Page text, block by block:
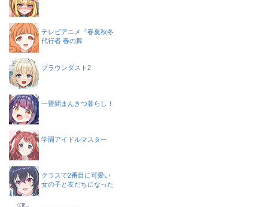
テレビアニメ『春夏秋冬
代行者 春の舞
ブラウンダスト2
一畳間まんきつ暮らし！
学園アイドルマスター
クラスで2番目に可愛い
女の子と友だちになった